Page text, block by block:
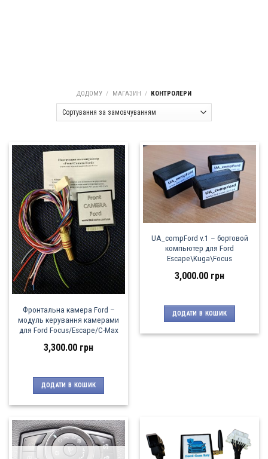
ДОДОМУ / МАГАЗИН / КОНТРОЛЕРИ
Фронтальна камера Ford –
модуль керування камерами
для Ford Focus/Escape/C-Max
3,300.00 грн
ДОДАТИ В КОШИК
UA_compFord v.1 – бортовой
компьютер для Ford
Escape\Kuga\Focus
3,000.00 грн
ДОДАТИ В КОШИК